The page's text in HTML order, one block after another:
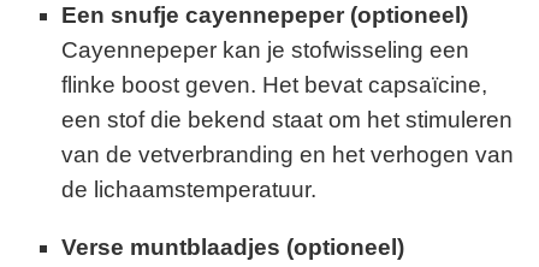
Een snufje cayennepeper (optioneel)
Cayennepeper kan je stofwisseling een
flinke boost geven. Het bevat capsaïcine,
een stof die bekend staat om het stimuleren
van de vetverbranding en het verhogen van
de lichaamstemperatuur.
Verse muntblaadjes (optioneel)